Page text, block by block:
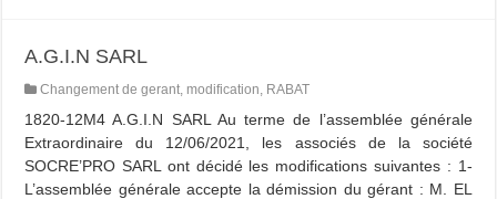
A.G.I.N SARL
Changement de gerant, modification, RABAT
1820-12M4 A.G.I.N SARL Au terme de l’assemblée générale
Extraordinaire du 12/06/2021, les associés de la société
SOCRE’PRO SARL ont décidé les modifications suivantes : 1-
L’assemblée générale accepte la démission du gérant : M. EL